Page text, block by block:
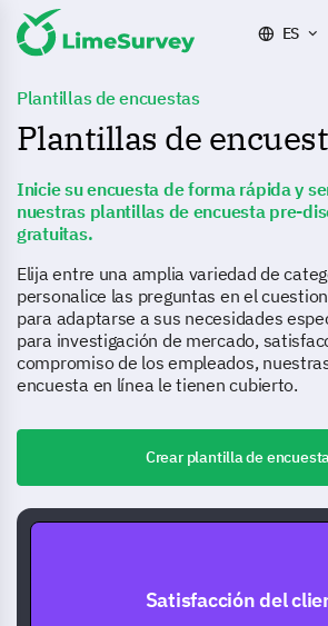
ES
Plantillas de encuestas
Plantillas de
Inicie su encuesta de forma rápida y
nuestras plantillas de encuesta pre-
gratuitas.
Elija entre una amplia variedad de
personalice las preguntas en el
para adaptarse a sus necesidades
para investigación de mercado,
compromiso de los empleados,
encuesta en línea le tienen cubierto.
Crear plantilla de
Satisfacción del